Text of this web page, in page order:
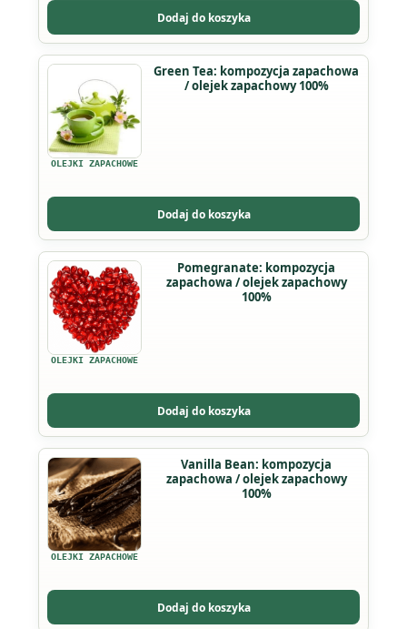
Dodaj do koszyka
OLEJKI ZAPACHOWE
Green Tea: kompozycja zapachowa
/ olejek zapachowy 100%
Dodaj do koszyka
Ten
produkt
ma
wiele
wariantów.
można
wybrać
na
stronie
produktu
OLEJKI ZAPACHOWE
Pomegranate: kompozycja
zapachowa / olejek zapachowy
100%
Dodaj do koszyka
Ten
produkt
ma
wiele
wariantów.
można
wybrać
na
stronie
produktu
OLEJKI ZAPACHOWE
Vanilla Bean: kompozycja
zapachowa / olejek zapachowy
100%
Dodaj do koszyka
Ten
produkt
ma
wiele
wariantów.
można
wybrać